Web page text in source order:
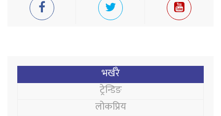
भर्खरै
ट्रेन्डिङ
लोकप्रिय